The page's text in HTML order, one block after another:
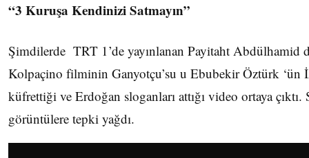
“3 Kuruşa Kendinizi Satmayın”
Şimdilerde TRT 1’de yayınlanan Payitaht Abdülhamid
Kolpaçino filminin Ganyotçu’su u Ebubekir Öztürk ‘ün
küfrettiği ve Erdoğan sloganları attığı video ortaya
görüntülere tepki yağdı.